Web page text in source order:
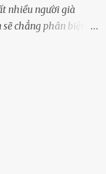
nhiều người già
chẳng phân biệt
nghe lời, cảnh sát